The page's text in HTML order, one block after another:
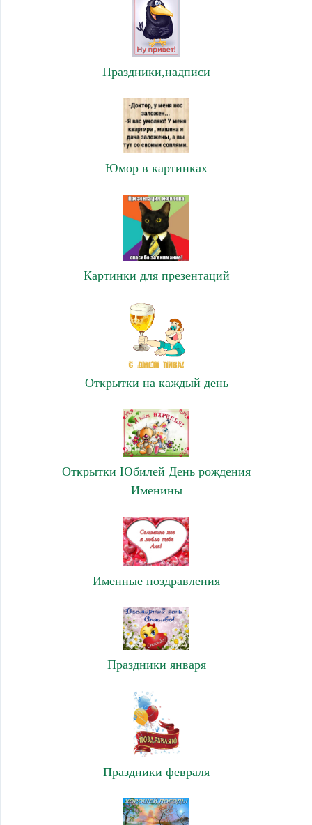
Праздники,надписи
Юмор в картинках
Картинки для презентаций
Открытки на каждый день
Открытки Юбилей День рождения
Именины
Именные поздравления
Праздники января
Праздники февраля